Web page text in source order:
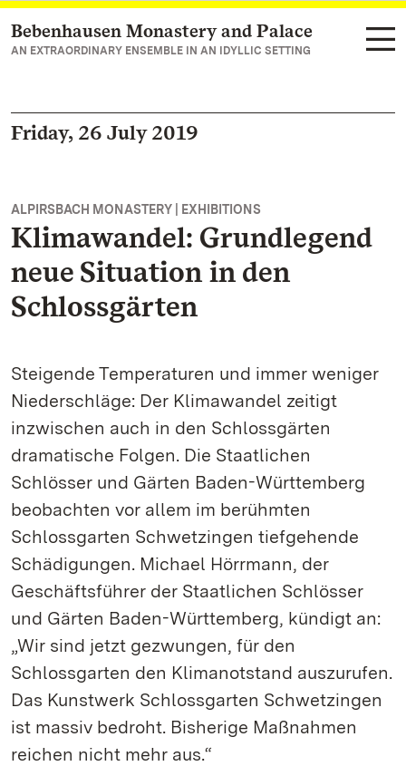
Navigate to main page
Bebenhausen Monastery and Palace
AN EXTRAORDINARY ENSEMBLE IN AN IDYLLIC SETTING
Friday, 26 July 2019
ALPIRSBACH MONASTERY | EXHIBITIONS
Klimawandel: Grundlegend
neue Situation in den
Schlossgärten
Steigende Temperaturen und immer weniger
Niederschläge: Der Klimawandel zeitigt
inzwischen auch in den Schlossgärten
dramatische Folgen. Die Staatlichen
Schlösser und Gärten Baden-Württemberg
beobachten vor allem im berühmten
Schlossgarten Schwetzingen tiefgehende
Schädigungen. Michael Hörrmann, der
Geschäftsführer der Staatlichen Schlösser
und Gärten Baden-Württemberg, kündigt an:
„Wir sind jetzt gezwungen, für den
Schlossgarten den Klimanotstand auszurufen.
Das Kunstwerk Schlossgarten Schwetzingen
ist massiv bedroht. Bisherige Maßnahmen
reichen nicht mehr aus.“